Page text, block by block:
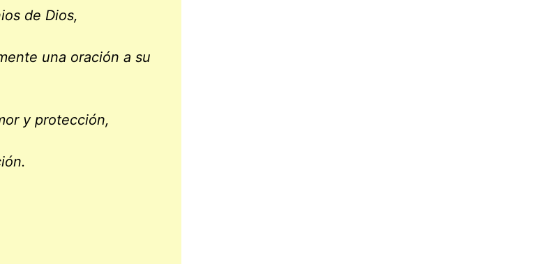
de Dios,
una oración a su
y protección,